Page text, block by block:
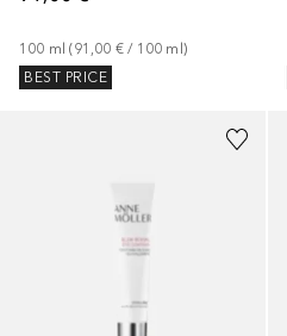
100 ml (91,00 € / 100 ml )
BEST PRICE